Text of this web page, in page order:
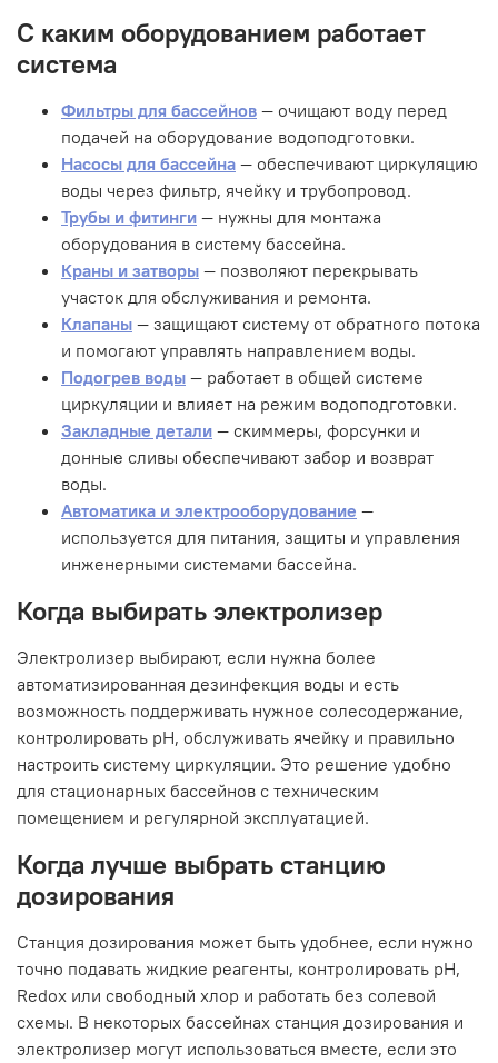
С каким оборудованием работает
система
Фильтры для бассейнов — очищают воду перед
подачей на оборудование водоподготовки.
Насосы для бассейна — обеспечивают циркуляцию
воды через фильтр, ячейку и трубопровод.
Трубы и фитинги — нужны для монтажа
оборудования в систему бассейна.
Краны и затворы — позволяют перекрывать
участок для обслуживания и ремонта.
Клапаны — защищают систему от обратного потока
и помогают управлять направлением воды.
Подогрев воды — работает в общей системе
циркуляции и влияет на режим водоподготовки.
Закладные детали — скиммеры, форсунки и
донные сливы обеспечивают забор и возврат
воды.
Автоматика и электрооборудование —
используется для питания, защиты и управления
инженерными системами бассейна.
Когда выбирать электролизер
Электролизер выбирают, если нужна более
автоматизированная дезинфекция воды и есть
возможность поддерживать нужное солесодержание,
контролировать pH, обслуживать ячейку и правильно
настроить систему циркуляции. Это решение удобно
для стационарных бассейнов с техническим
помещением и регулярной эксплуатацией.
Когда лучше выбрать станцию
дозирования
Станция дозирования может быть удобнее, если нужно
точно подавать жидкие реагенты, контролировать pH,
Redox или свободный хлор и работать без солевой
схемы. В некоторых бассейнах станция дозирования и
электролизер могут использоваться вместе, если это